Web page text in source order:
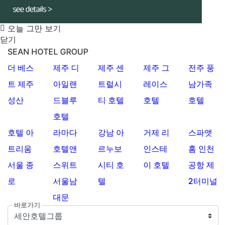
오늘 그만 보기
닫기
SEAN HOTEL GROUP
더 베스
트 제주
성산
제주 디
아일랜
드블루
호텔
제주 센
트럴시
티 호텔
제주 그
레이스
호텔
전주 풍
남가족
호텔
호텔 아
트리움
서울 종
로
라마다
호텔앤
스위트
서울남
대문
강남 아
르누보
시티 호
텔
거제 리
인스테
이 호텔
스파앳
홈 인천
공항 제
2터미널
바로가기